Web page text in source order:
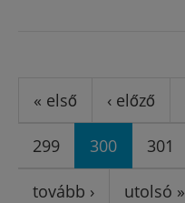
« első ‹ előző
299 300 301
tovább › utolsó »